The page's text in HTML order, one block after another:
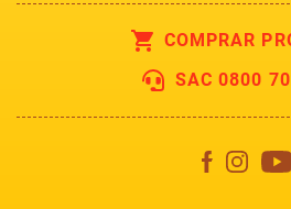
COMPRAR
SAC 0800